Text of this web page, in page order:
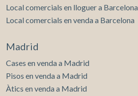
Local comercials en lloguer a Barcelona
Local comercials en venda a Barcelona
Madrid
Cases en venda a Madrid
Pisos en venda a Madrid
Àtics en venda a Madrid